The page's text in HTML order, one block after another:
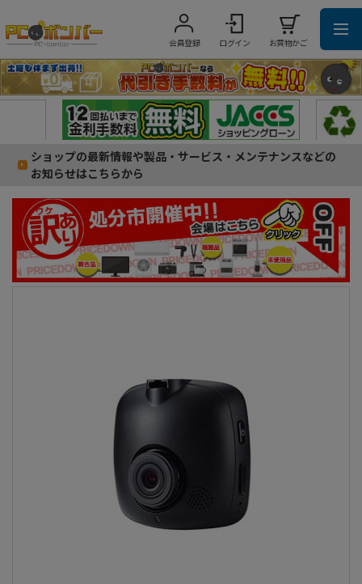
会員登録 ログイン お買物かご
ショップの最新情報や製品・サービス・メンテナンスなどの
お知らせはこちらから